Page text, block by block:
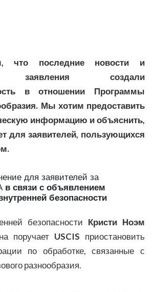
что последние новости и
заявления создали
в отношении Программы
Мы хотим предоставить
информацию и объяснить,
для заявителей, пользующихся
для заявителей за
в связи с объявлением
безопасности
безопасности Кристи Ноэм
поручает USCIS приостановить
по обработке, связанные с
разнообразия.